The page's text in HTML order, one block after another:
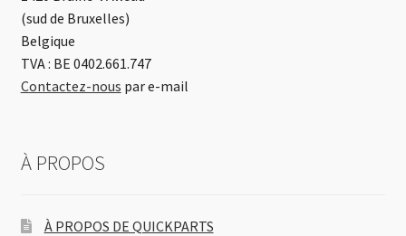
(sud de Bruxelles)
Belgique
TVA : BE 0402.661.747
Contactez-nous par e-mail
À PROPOS
À PROPOS DE QUICKPARTS